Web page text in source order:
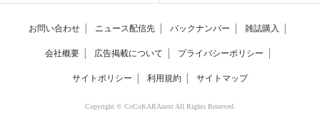
お問い合わせ ニュース配信先 バックナンバー 雑誌購入
会社概要 広告掲載について プライバシーポリシー
サイトポリシー 利用規約 サイトマップ
Copyright © CoCoKARAnext All Rights Reserved.